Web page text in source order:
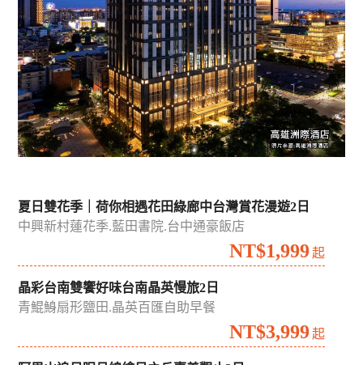
夏日雙花季｜荷你相遇花田綠廊中台灣賞花漫遊2日
中興新村蓮花季.藍田書院.台中通豪飯店
NT$1,999 起
晶彩台南雙饗好味台南晶英慢旅2日
青鯤鯓扇形鹽田.晶英百匯自助早餐
NT$3,999 起